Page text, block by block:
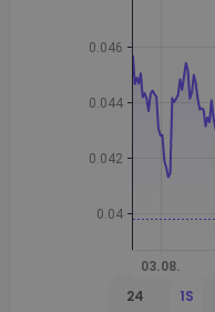
24
1S